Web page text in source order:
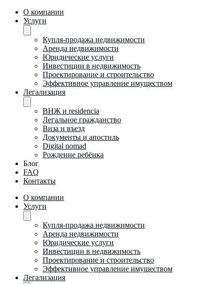
О компании
Услуги
Купля-продажа недвижимости
Аренда недвижимости
Юридические услуги
Инвестиции в недвижимость
Проектирование и строительство
Эффективное управление имуществом
Легализация
ВНЖ и residencia
Легальное гражданство
Виза и въезд
Документы и апостиль
Digital nomad
Рождение ребёнка
Блог
FAQ
Контакты
О компании
Услуги
Купля-продажа недвижимости
Аренда недвижимости
Юридические услуги
Инвестиции в недвижимость
Проектирование и строительство
Эффективное управление имуществом
Легализация